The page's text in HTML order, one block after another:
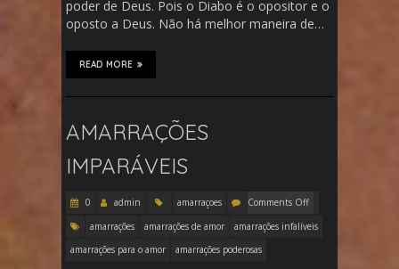
poder de Deus. Pois o Diabo é o opositor e o
oposto a Deus. Não há melhor maneira de…
READ MORE
AMARRAÇÕES
IMPARÁVEIS
0 admin amarraçoes
Comments Off
amarrações
amarrações de amor
amarrações infalíveis
amarrações para o amor
amarrações poderosas